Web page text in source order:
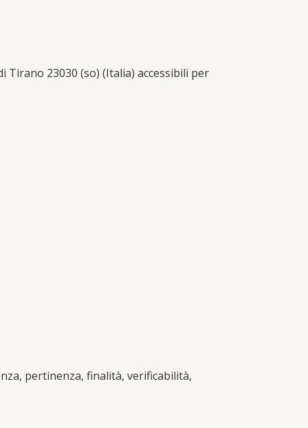
Tirano 23030 (so) (Italia) accessibili per
pertinenza, finalità, verificabilità,